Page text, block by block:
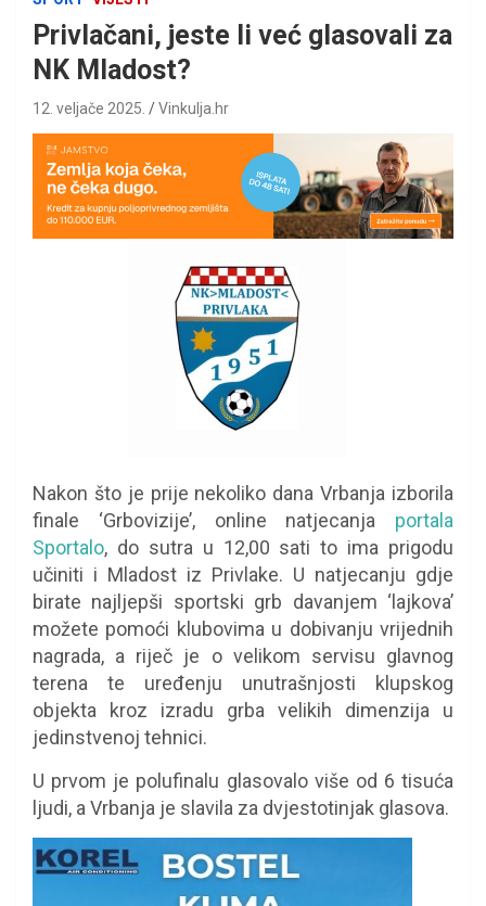
Privlačani, jeste li već glasovali za
NK Mladost?
12. veljače 2025. Vinkulja.hr
Nakon što je prije nekoliko dana Vrbanja izborila
finale ‘Grbovizije’, online natjecanja portala
Sportalo, do sutra u 12,00 sati to ima prigodu
učiniti i Mladost iz Privlake. U natjecanju gdje
birate najljepši sportski grb davanjem ‘lajkova’
možete pomoći klubovima u dobivanju vrijednih
nagrada, a riječ je o velikom servisu glavnog
terena te uređenju unutrašnjosti klupskog
objekta kroz izradu grba velikih dimenzija u
jedinstvenoj tehnici.
U prvom je polufinalu glasovalo više od 6 tisuća
ljudi, a Vrbanja je slavila za dvjestotinjak glasova.